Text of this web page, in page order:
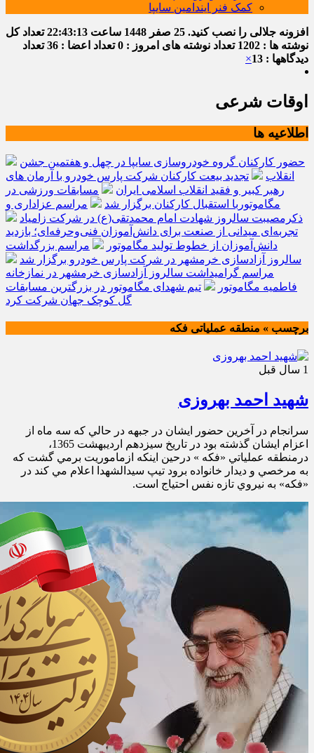
کمک فنر ایندامین سایپا
افزونه جلالی را نصب کنید. 25 صفر 1448 ساعت 22:43:14تعداد کل
نوشته ها : 1202
تعداد نوشته های امروز : 0 تعداد اعضا : 36
تعداد
دیدگاهها : 13
×
اوقات شرعی
اطلاعیه ها
حضور کارکنان گروه خودروسازی سایپا در چهل و هفتمین جشن
انقلاب
تجدید بیعت کارکنان شرکت پارس خودرو با آرمان های
رهبر کبیر و فقید انقلاب اسلامی ایران
مسابقات ورزشی در
مگاموتوربا استقبال کارکنان برگزار شد
مراسم عزاداری و
ذکرمصیبت سالروز شهادت امام محمدتقی(ع) در شرکت زامیاد
تجربه‌ای میدانی از صنعت برای دانش‌آموزان فنی‌وحرفه‌ای؛ بازدید
دانش‌آموزان از خطوط تولید مگاموتور
مراسم بزرگداشت
سالروز آزادسازی خرمشهر در شرکت پارس خودرو برگزار شد
مراسم گرامیداشت سالروز آزادسازی خرمشهر در نمازخانه
فاطمیه مگاموتور
تیم شهدای مگاموتور در بزرگترین مسابقات
گل کوچک جهان شرکت کرد
برچسب » منطقه عملیاتی فکه
1 سال قبل
شهید احمد بهروزی
سرانجام در آخرين حضور ايشان در جبهه در حالي كه سه ماه از
اعزام ايشان گذشته بود در تاريخ سیزدهم اردیبهشت 1365،
درمنطقه عملياتي «فكه » درحين اينكه ازماموريت برمي گشت كه
به مرخصي و دیدار خانواده برود تيپ سيدالشهدا اعلام مي كند در
«فكه» به نيروي تازه نفس احتياج است.